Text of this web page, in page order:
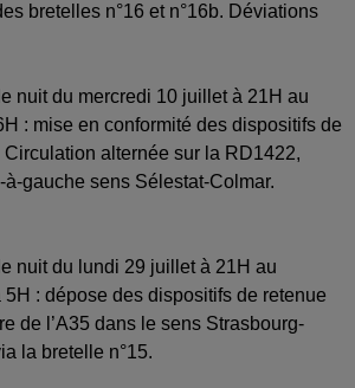
bretelles n°16 et n°16b. Déviations
nuit du mercredi 10 juillet à 21H au
: mise en conformité des dispositifs de
Circulation alternée sur la RD1422,
gauche sens Sélestat-Colmar.
nuit du lundi 29 juillet à 21H au
: dépose des dispositifs de retenue
de l’A35 dans le sens Strasbourg-
la bretelle n°15.